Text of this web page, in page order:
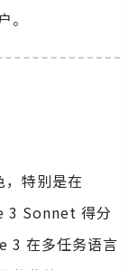
特别是在
3 Sonnet 得分
3 在多任务语言